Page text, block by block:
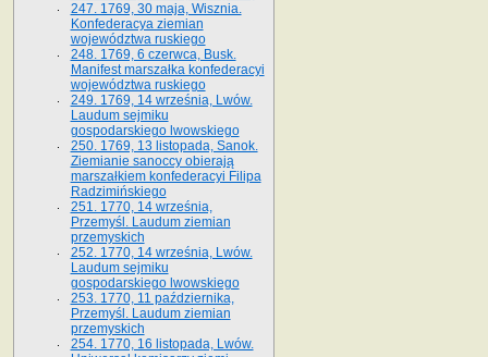
247. 1769, 30 maja, Wisznia.
Konfederacya ziemian
województwa ruskiego
248. 1769, 6 czerwca, Busk.
Manifest marszałka konfederacyi
województwa ruskiego
249. 1769, 14 września, Lwów.
Laudum sejmiku
gospodarskiego lwowskiego
250. 1769, 13 listopada, Sanok.
Ziemianie sanoccy obierają
marszałkiem konfederacyi Filipa
Radzimińskiego
251. 1770, 14 września,
Przemyśl. Laudum ziemian
przemyskich
252. 1770, 14 września, Lwów.
Laudum sejmiku
gospodarskiego lwowskiego
253. 1770, 11 października,
Przemyśl. Laudum ziemian
przemyskich
254. 1770, 16 listopada, Lwów.